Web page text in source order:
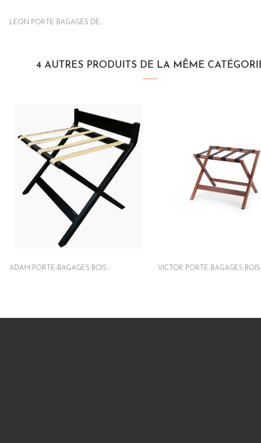
LEON PORTE BAGAGES DE...
4 AUTRES PRODUITS DE LA MÊME
ADAM PORTE-BAGAGES BOIS... VICTOR PORTE-BAGAGES